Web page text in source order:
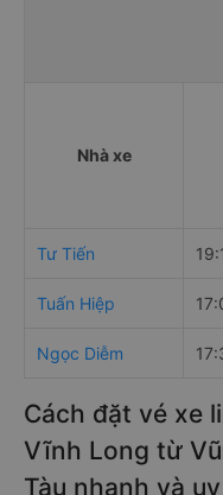
Nhà xe
Tư Tiến
Tuấn Hiệp
Ngọc Diễm
Cách đặt vé xe
Vĩnh Long từ
Tàu nhanh và